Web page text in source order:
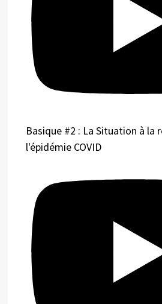
Basique #2 : La Situation à la
l'épidémie COVID